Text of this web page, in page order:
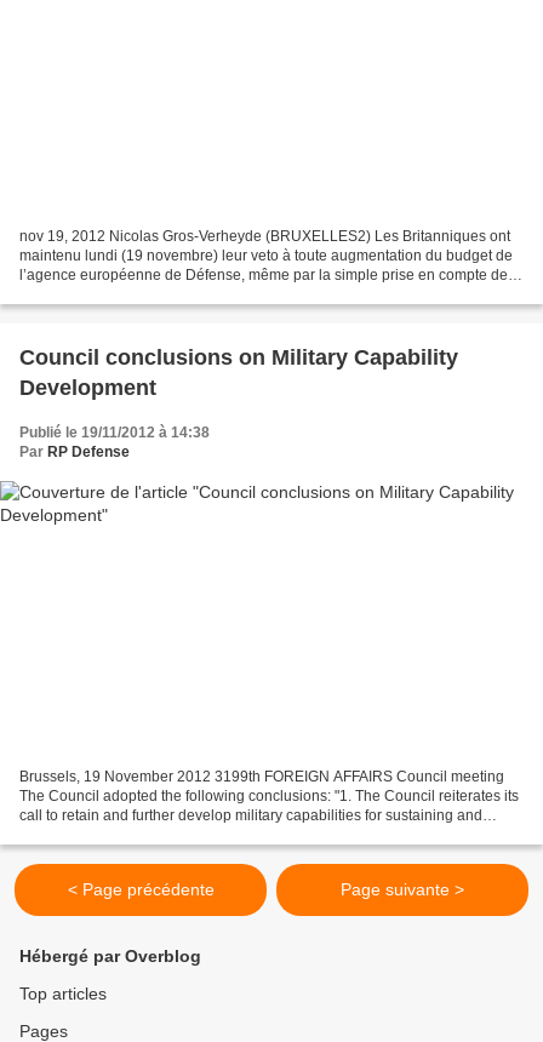
nov 19, 2012 Nicolas Gros-Verheyde (BRUXELLES2) Les Britanniques ont
maintenu lundi (19 novembre) leur veto à toute augmentation du budget de
l’agence européenne de Défense, même par la simple prise en compte de
Council conclusions on Military Capability
Development
Publié le 19/11/2012 à 14:38
Par RP Defense
Brussels, 19 November 2012 3199th FOREIGN AFFAIRS Council meeting
The Council adopted the following conclusions: "1. The Council reiterates its
call to retain and further develop military capabilities for sustaining and
< Page précédente Page suivante >
Hébergé par Overblog
Top articles
Pages